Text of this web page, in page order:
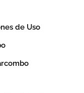
de Uso